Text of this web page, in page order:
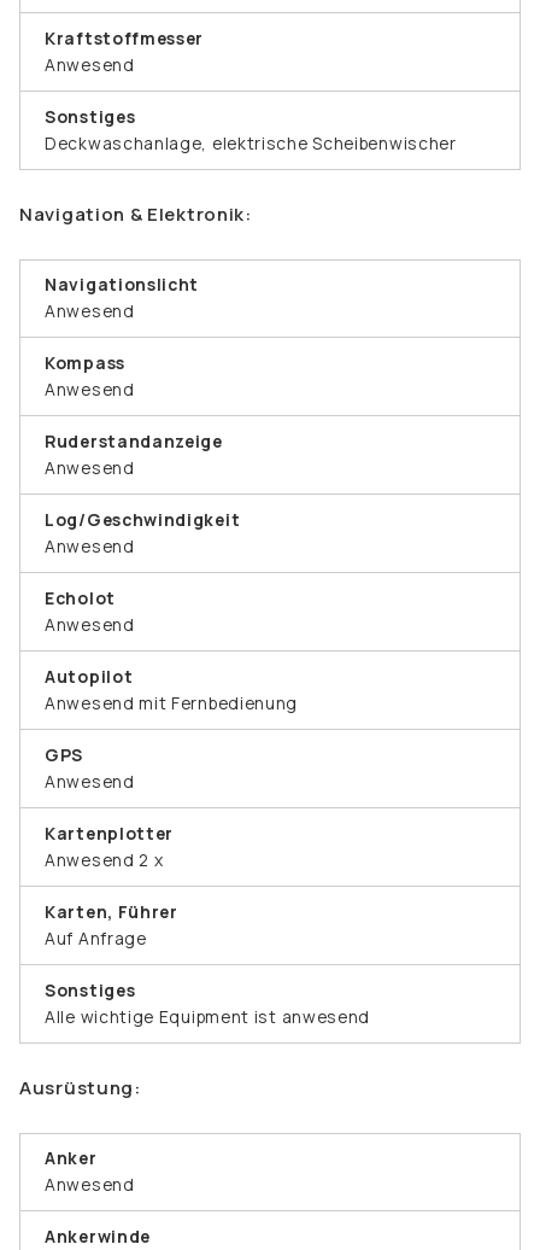
Kraftstoffmesser
Anwesend
Sonstiges
Deckwaschanlage, elektrische Scheibenwischer
Navigation & Elektronik:
Navigationslicht
Anwesend
Kompass
Anwesend
Ruderstandanzeige
Anwesend
Log/Geschwindigkeit
Anwesend
Echolot
Anwesend
Autopilot
Anwesend mit Fernbedienung
GPS
Anwesend
Kartenplotter
Anwesend 2 x
Karten, Führer
Auf Anfrage
Sonstiges
Alle wichtige Equipment ist anwesend
Ausrüstung:
Anker
Anwesend
Ankerwinde